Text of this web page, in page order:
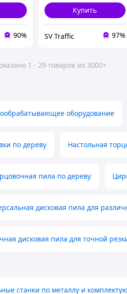
90%
Купить
SV Traffic 97%
1 - 29 товаров из 3000+
оборудование
по дереву Настольная
пила по дереву
дисковая пила для
дисковая пила для точной
станки по металлу и